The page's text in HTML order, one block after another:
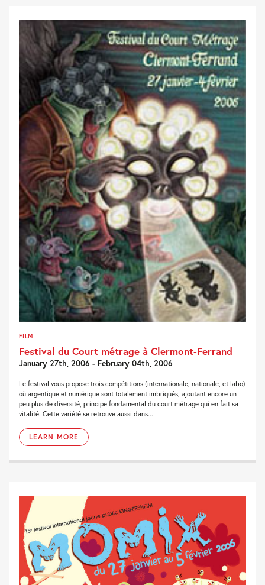
FILM
Festival du Court métrage à Clermont-Ferrand
January 27th, 2006 - February 04th, 2006
Le festival vous propose trois compétitions (internationale, nationale, et labo)
où argentique et numérique sont totalement imbriqués, ajoutant encore un
peu plus de diversité, principe fondamental du court métrage qui en fait sa
vitalité. Cette variété se retrouve aussi dans...
LEARN MORE